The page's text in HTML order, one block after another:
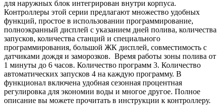
для наружных блок интегрирован внутри корпуса.
Контроллеры этой серии предлагают множество удобных
функций, простое в использовании программирование,
полноэкранный дисплей с указанием дней полива, количества
запусков, количества станций и специального
программирования, большой ЖК дисплей, совместимость с
датчиками дождя и заморозков. Время работы зоны полива от
1 минуты до 6 часов. Количество программ 3. Количество
автоматических запусков 4 на каждую программу. В
функционал включена удобная сезонная процентная
регулировка для экономии воды и многое другое. Полное
описание вы можете прочитать в инструкции к контроллеру.